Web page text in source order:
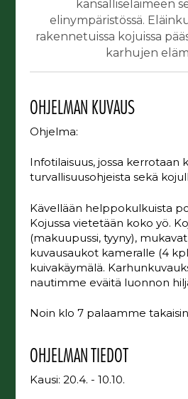
kansalliseläimeen
elinympäristössä.
rakennetuissa kojuissa
karhujen
OHJELMAN KUVAUS
Ohjelma:
Infotilaisuus, jossa kerrotaan
turvallisuusohjeista sekä
Kävellään helppokulkuista
Kojussa vietetään koko yö.
(makuupussi, tyyny),
kuvausaukot kameralle (4
kuivakäymälä.
nautimme eväitä luonnon
Noin klo 7 palaamme
OHJELMAN TIEDOT
Kausi: 20.4. - 10.10.